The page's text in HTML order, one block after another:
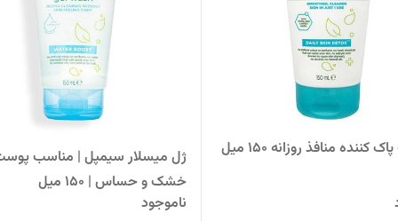
اسکراب پاک کننده منافذ روزانه 150 میل
ژل میسلار سیمپل | مناسب
خشک و حساس | ۱۵۰ میل
ناموجود